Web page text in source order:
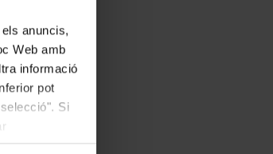
anuncis,
Web amb
informació
pot
Si